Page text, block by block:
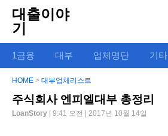
대출이야
기
1금융 대부 업체명단 기타
HOME > 대부업체리스트
주식회사 엔피엘대부 총정리
LoanStory | 9:41 오전 | 2017년 10월 14일